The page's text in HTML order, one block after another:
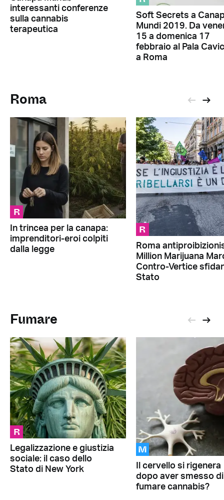
interessanti conferenze
sulla cannabis
terapeutica
Soft Secrets a
Mundi 2019. Da
15 a domenica 17
febbraio al Pala
a Roma
Roma
R
In trincea per la canapa:
imprenditori-eroi colpiti
dalla legge
R
Roma
Million Marijuana
Contro-Vertice
Stato
Fumare
R
Legalizzazione e giustizia
sociale: il caso dello
Stato di New York
M
Il cervello si rigenera
dopo aver smesso di
fumare cannabis?